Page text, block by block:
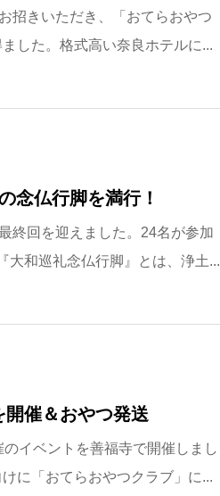
招きいただき、「おてらおやつ
した。格式高い奈良ホテルに...
念仏行脚を満行！
終回を迎えました。24名が参加
大和巡礼念仏行脚』とは、浄土...
開催＆おやつ発送
イベントを善福寺で開催しまし
に「おてらおやつクラブ」に...